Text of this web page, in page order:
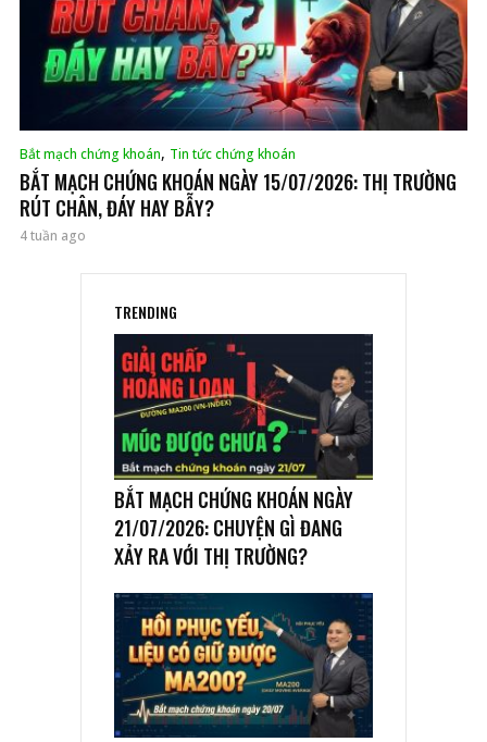
Bắt mạch chứng khoán, Tin tức chứng khoán
BẮT MẠCH CHỨNG KHOÁN NGÀY 15/07/2026: THỊ TRƯỜNG
RÚT CHÂN, ĐÁY HAY BẪY?
4 tuần ago
TRENDING
BẮT MẠCH CHỨNG KHOÁN NGÀY
21/07/2026: CHUYỆN GÌ ĐANG
XẢY RA VỚI THỊ TRƯỜNG?